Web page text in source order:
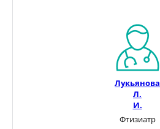
Лукьянова
Л.
И.
Фтизиатр